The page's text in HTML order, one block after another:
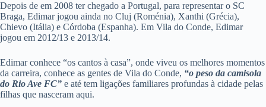
Depois de em 2008 ter chegado a Portugal, para representar o SC
Braga, Edimar jogou ainda no Cluj (Roménia), Xanthi (Grécia),
Chievo (Itália) e Córdoba (Espanha). Em Vila do Conde, Edimar
jogou em 2012/13 e 2013/14.
Edimar conhece “os cantos à casa”, onde viveu os melhores momentos
da carreira, conhece as gentes de Vila do Conde, “o peso da camisola
do Rio Ave FC” e até tem ligações familiares profundas à cidade pelas
filhas que nasceram aqui.